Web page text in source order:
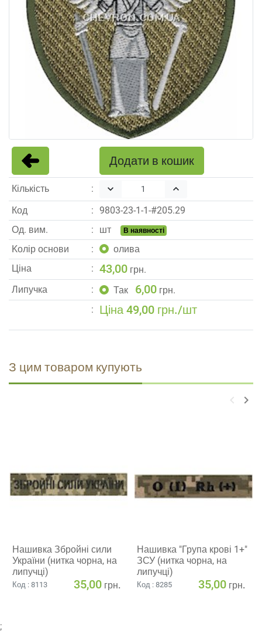
Додати в кошик
Кількість keyboard_arrow_down keyboard_arrow_up
Код 9803-23-1-1-#205.29
Од. вим.
шт В наявності
Kолір основи
олива
Ціна
43,00 грн.
Липучка
Так 6,00 грн.
Ціна 49,00 грн./шт
З цим товаром купують
keyboard_arrow_left keyboard_arrow_right
Нашивка Збройні сили
України (нитка чорна, на
липучці)
Код : 8113 35,00 грн.
Нашивка "Група крові 1+"
ЗСУ (нитка чорна, на
липучці)
Код : 8285 35,00 грн.
;